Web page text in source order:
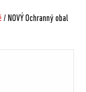
/ NOVÝ Ochranný obal